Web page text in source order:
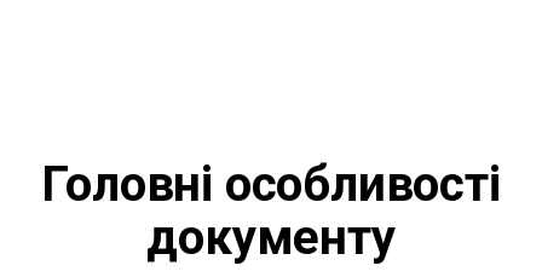
Головні особливості
документу